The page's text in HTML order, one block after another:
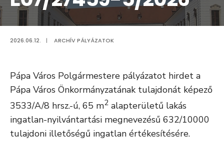
2026.06.12. | ARCHÍV PÁLYÁZATOK
Pápa Város Polgármestere pályázatot hirdet a
Pápa Város Önkormányzatának tulajdonát képező
3533/A/8 hrsz.-ú, 65 m2 alapterületű lakás
ingatlan-nyilvántartási megnevezésű 632/10000
tulajdoni illetőségű ingatlan értékesítésére.